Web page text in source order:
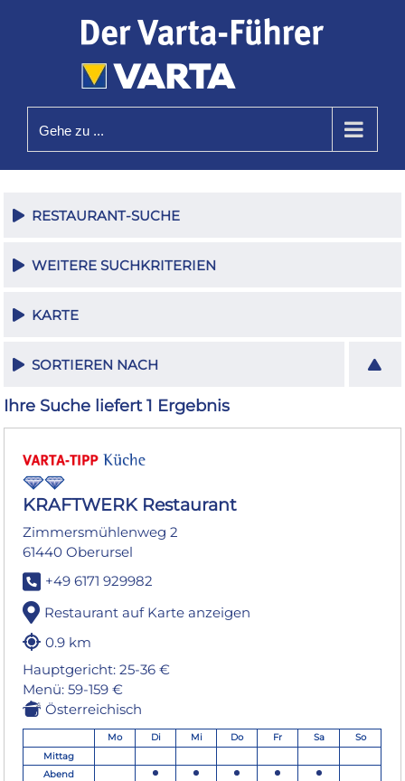
Gehe zu ...
RESTAURANT-SUCHE
WEITERE SUCHKRITERIEN
KARTE
SORTIEREN NACH
Ihre Suche liefert 1 Ergebnis
KRAFTWERK Restaurant
Zimmersmühlenweg 2
61440 Oberursel
+49 6171 929982
Restaurant auf Karte anzeigen
0.9 km
Hauptgericht: 25-36 €
Menü: 59-159 €
Österreichisch
Mo Di Mi Do Fr Sa
So
Mittag
Abend